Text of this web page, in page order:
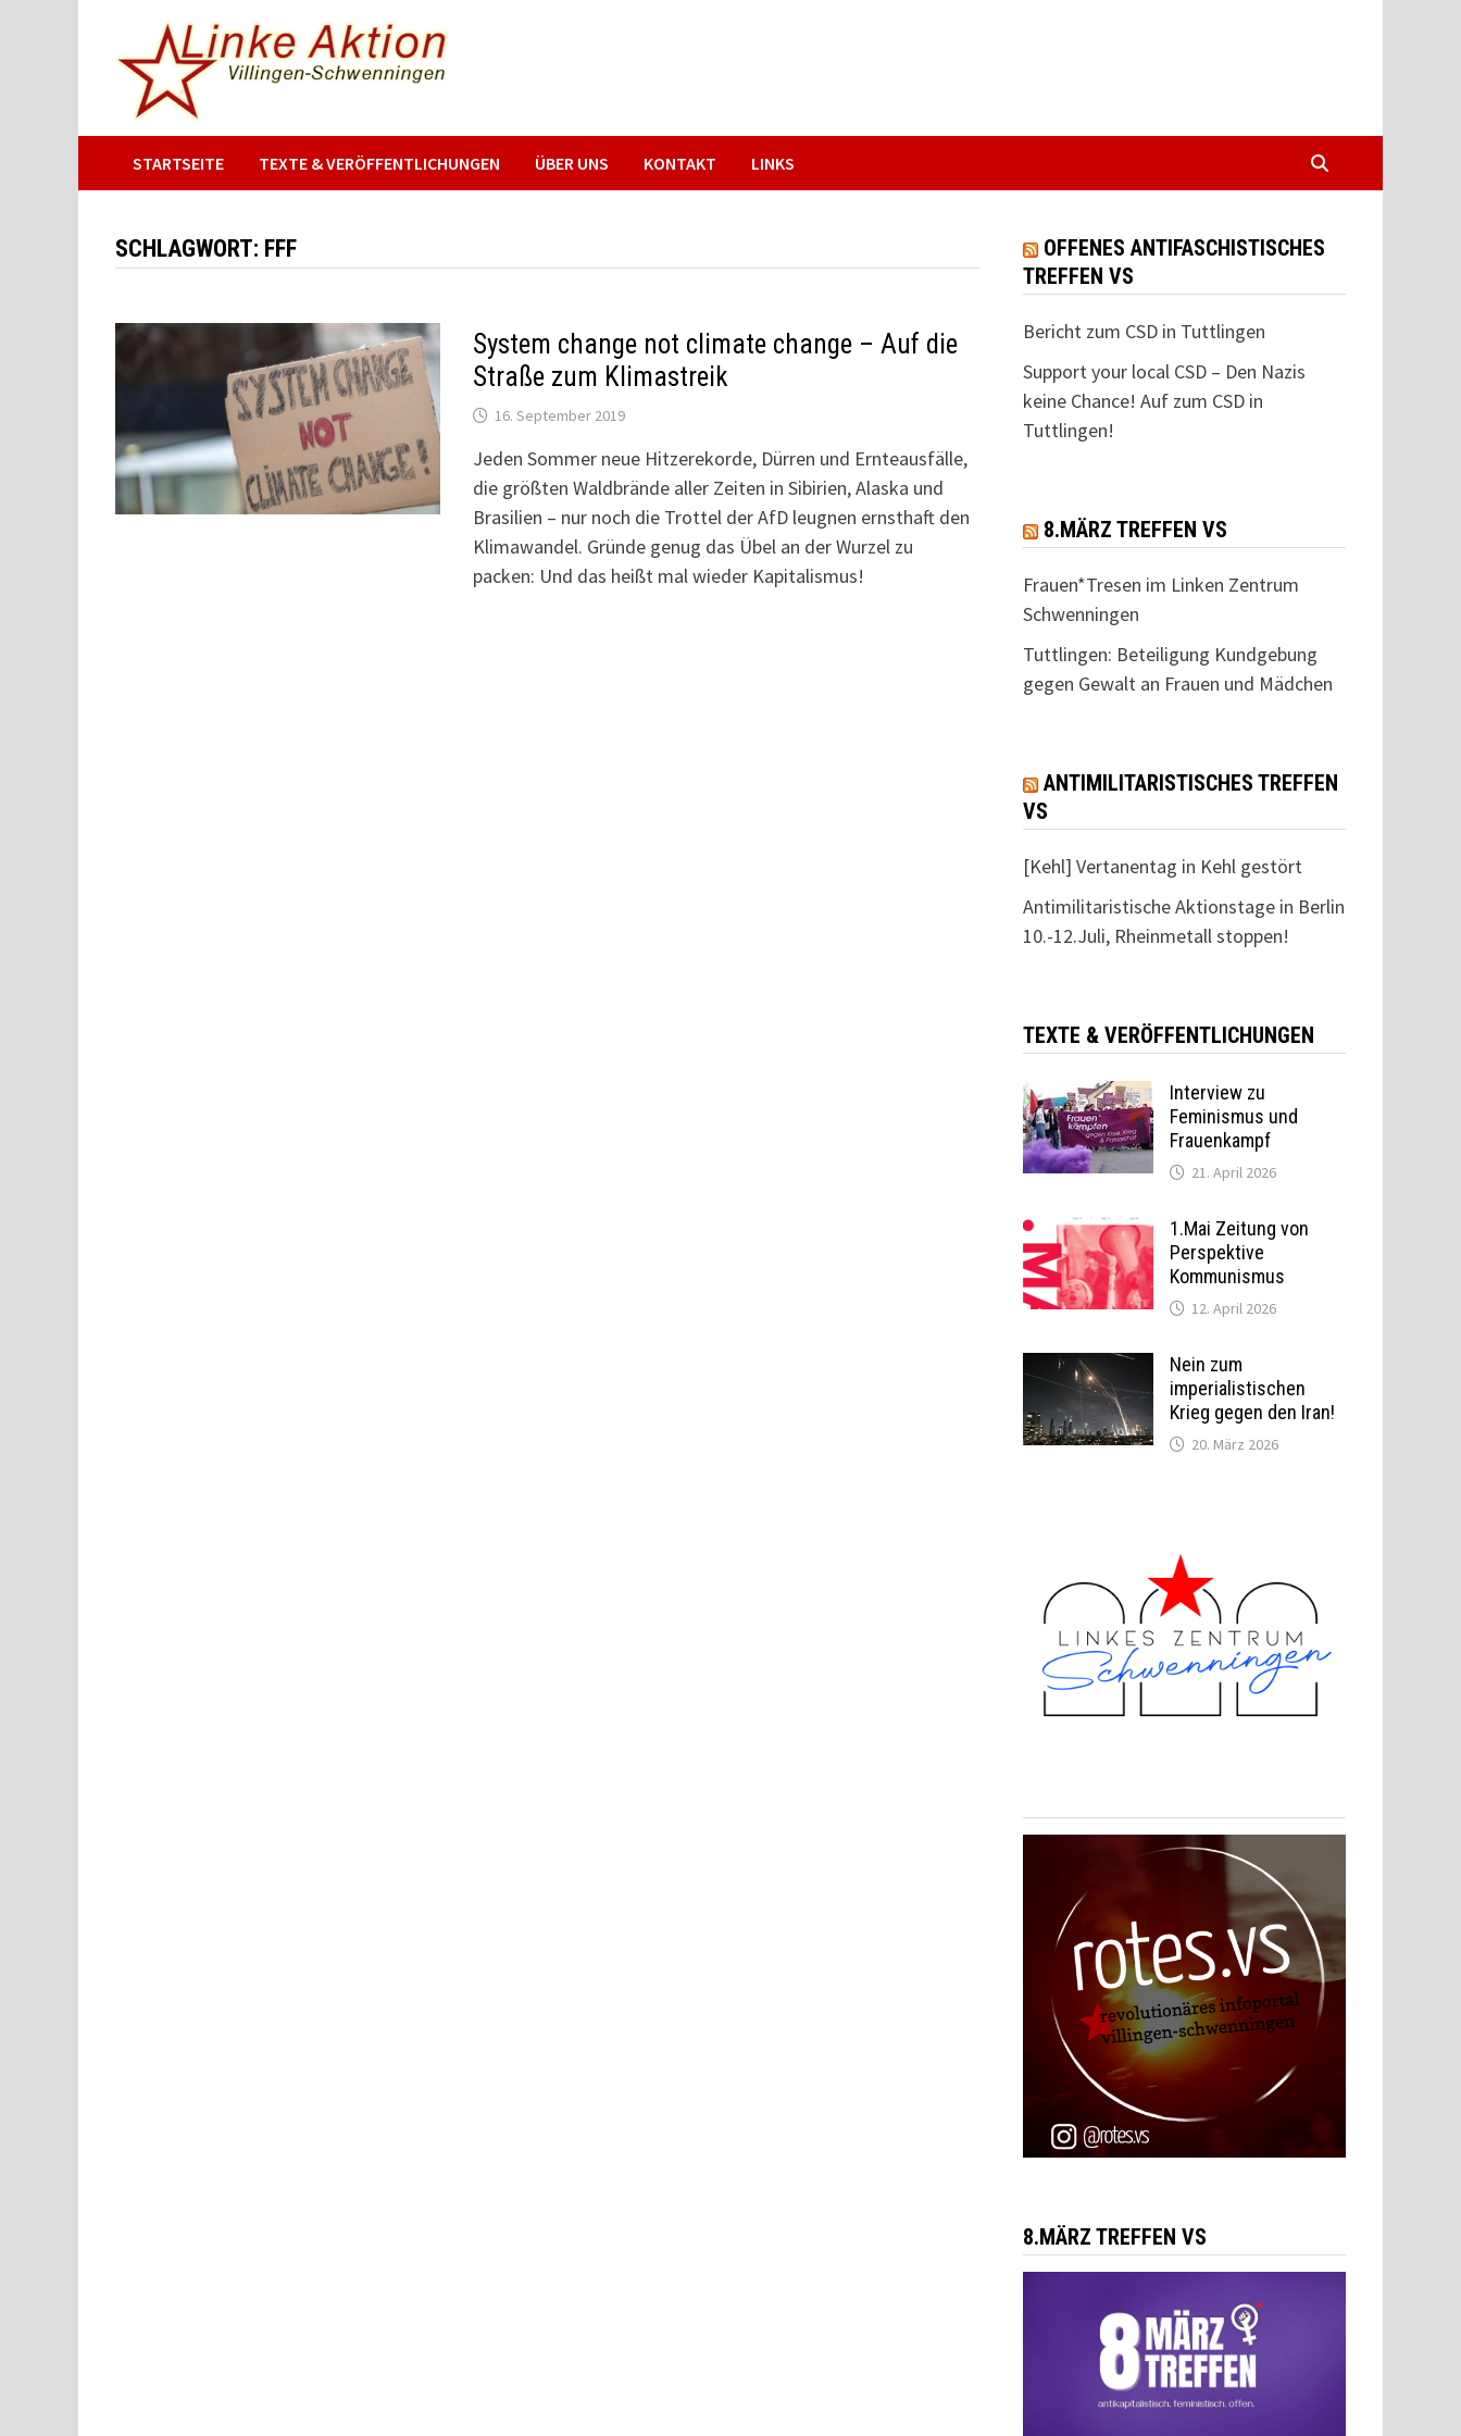
springen
STARTSEITE TEXTE & VERÖFFENTLICHUNGEN ÜBER UNS KONTAKT LINKS
SCHLAGWORT: FFF
System change not climate change – Auf die
Straße zum Klimastreik
16. September 2019
Jeden Sommer neue Hitzerekorde, Dürren und Ernteausfälle,
die größten Waldbrände aller Zeiten in Sibirien, Alaska und
Brasilien – nur noch die Trottel der AfD leugnen ernsthaft den
Klimawandel. Gründe genug das Übel an der Wurzel zu
packen: Und das heißt mal wieder Kapitalismus!
OFFENES ANTIFASCHISTISCHES
TREFFEN VS
Bericht zum CSD in Tuttlingen
Support your local CSD – Den Nazis
keine Chance! Auf zum CSD in
Tuttlingen!
8.MÄRZ TREFFEN VS
Frauen*Tresen im Linken Zentrum
Schwenningen
Tuttlingen: Beteiligung Kundgebung
gegen Gewalt an Frauen und Mädchen
ANTIMILITARISTISCHES TREFFEN
VS
[Kehl] Vertanentag in Kehl gestört
Antimilitaristische Aktionstage in Berlin
10.-12.Juli, Rheinmetall stoppen!
TEXTE & VERÖFFENTLICHUNGEN
Interview zu
Feminismus und
Frauenkampf
21. April 2026
1.Mai Zeitung von
Perspektive
Kommunismus
12. April 2026
Nein zum
imperialistischen
Krieg gegen den Iran!
20. März 2026
8.MÄRZ TREFFEN VS